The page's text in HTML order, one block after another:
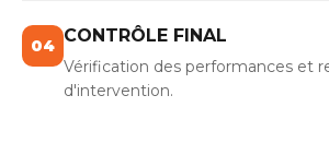
04 CONTRÔLE FINAL
Vérification des performances et
d'intervention.